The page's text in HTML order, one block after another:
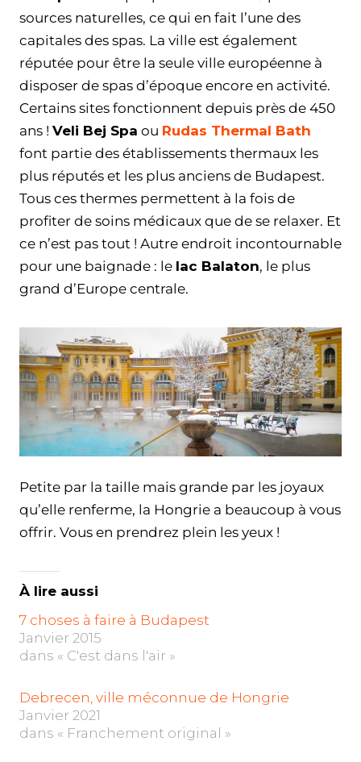
sources naturelles, ce qui en fait l’une des
capitales des spas. La ville est également
réputée pour être la seule ville européenne à
disposer de spas d’époque encore en activité.
Certains sites fonctionnent depuis près de 450
ans ! Veli Bej Spa ou Rudas Thermal Bath
font partie des établissements thermaux les
plus réputés et les plus anciens de Budapest.
Tous ces thermes permettent à la fois de
profiter de soins médicaux que de se relaxer. Et
ce n’est pas tout ! Autre endroit incontournable
pour une baignade : le lac Balaton, le plus
grand d’Europe centrale.
Petite par la taille mais grande par les joyaux
qu’elle renferme, la Hongrie a beaucoup à vous
offrir. Vous en prendrez plein les yeux !
À lire aussi
7 choses à faire à Budapest
Janvier 2015
dans « C'est dans l'air »
Debrecen, ville méconnue de Hongrie
Janvier 2021
dans « Franchement original »